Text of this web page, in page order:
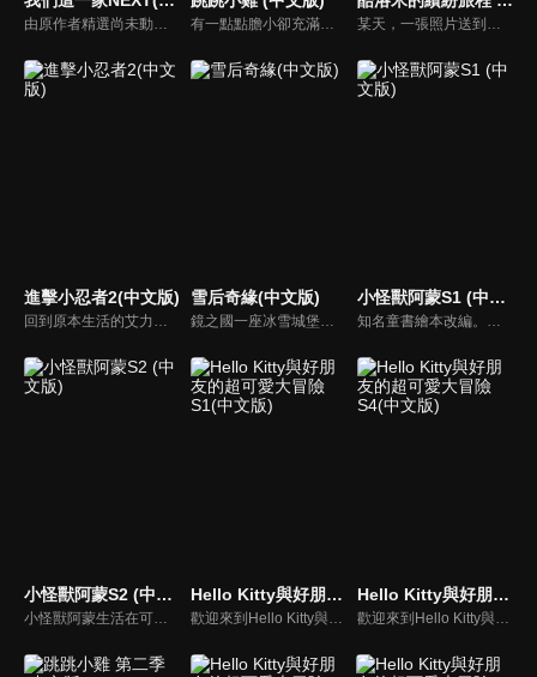
有一點點膽小卻充滿好奇心的「帶骨雞」，和總是用小跳步靠過來的舞蹈老師「小跳步青蛙老師」，以及其他具有獨特個性的夥伴們跳舞大活耀！在家裡和各種地方以「身體動了，心也舞動了起來♪」為主題的角色人物。這是關於不可思議的夥伴們與愉快舞蹈的故事。
進擊小忍者2(中文版)
回到原本生活的艾力克斯，正煩惱著和潔西卡之間的關係不順遂，此時忍者突然以刺蝟之姿出現在他面前，原來艾普明快要被釋放了！憑藉著艾力克斯聰明的腦袋，他們來到泰國，艾力克斯和忍者也在不斷磨合中，成為最佳拍檔，甚至團隊還多了尚恩加入！
雪后奇緣(中文版)
鏡之國一座冰雪城堡，冰雪女王警告女兒艾拉神祕封印下住著邪惡的冰雪妖魔。山精旅行家來到冰雪城堡探險，卻意外打開封印，釋放出邪惡冰雪妖魔不僅擾亂鏡之國和人類世界。艾拉和山精一起尋找冒險家凱和格爾達，只有他們能幫助對付冰雪妖魔。究竟他們能否擊敗這些冰雪妖魔，解除鏡之國和人類世界的危機？
小怪獸阿蒙S1 (中文版)
知名童書繪本改編。故事講述的是小怪獸阿蒙醜醜的外表下，有著一顆敏感細膩的心。他希望有人能愛他，包容他，陪伴他，愛他本來的樣子。這個系列圍繞“愛”的主題，恰恰是父母對孩子所有愛的表現。
小怪獸阿蒙S2 (中文版)
小怪獸阿蒙生活在可愛的絨毛鎮上，他每天都會面對一些有趣的挑戰。幸運地是他是你見過最有愛心的小怪獸，並且在他的朋友們的幫助下，他會從中找到正確的事去做(即使他還不知道那是什麼)，學會跟隨他自己的內心。
Hello Kitty與好朋友的超可愛大冒險S1(中文版)
歡迎來到Hello Kitty與好朋友的超可愛大冒險!與Hello Kitty, 大眼蛙, 酷企鵝, 美樂蒂, 布丁狗還有酷洛米, 準備和朋友們一起經歷有趣的冒險吧!
Hello Kitty與好朋友的超可愛大冒險S4(中文版)
歡迎來到Hello Kitty與好朋友的超可愛大冒險!與Hello Kitty, 大眼蛙, 酷企鵝, 美樂蒂, 布丁狗還有酷洛米, 準備和朋友們一起經歷有趣的冒險吧!